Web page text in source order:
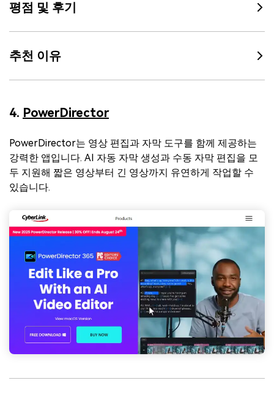
평점 및 후기
추천 이유
4. PowerDirector
PowerDirector는 영상 편집과 자막 도구를 함께 제공하는
강력한 앱입니다. AI 자동 자막 생성과 수동 자막 편집을 모
두 지원해 짧은 영상부터 긴 영상까지 유연하게 작업할 수
있습니다.